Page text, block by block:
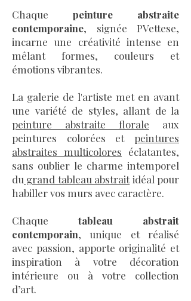
contemporaines offrent émotion,
originalité et élégance pour
enrichir votre intérieur ou votre
collection d’art.
Chaque peinture abstraite
contemporaine, signée PVettese,
incarne une créativité intense en
mêlant formes, couleurs et
émotions vibrantes.
La galerie de l'artiste met en avant
une variété de styles, allant de la
peinture abstraite florale aux
peintures colorées et peintures
abstraites multicolores éclatantes,
sans oublier le charme intemporel
du grand tableau abstraitidéal pour
habiller vos murs avec caractère.
Chaquetableau abstrait
contemporain, unique et réalisé
avec passion, apporte originalité et
inspiration à votre décoration
intérieure ou à votre collection
d’art.